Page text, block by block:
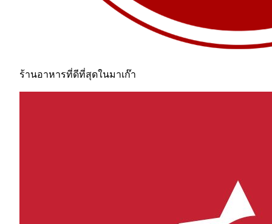
ร้านอาหารที่ดีที่สุดในมาเก๊า